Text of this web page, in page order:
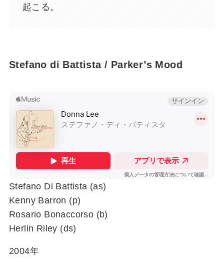
起こる。
Stefano di Battista / Parker’s Mood
Stefano Di Battista (as)
Kenny Barron (p)
Rosario Bonaccorso (b)
Herlin Riley (ds)
2004年